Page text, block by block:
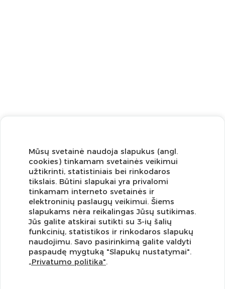
Užsisakykite naujienlaiškį ir pirmi gaukite geriausius
pasiūlymus!
Mūsų svetainė naudoja slapukus (angl.
cookies) tinkamam svetainės veikimui
užtikrinti, statistiniais bei rinkodaros
tikslais. Būtini slapukai yra privalomi
tinkamam interneto svetainės ir
elektroninių paslaugų veikimui. Šiems
slapukams nėra reikalingas Jūsų sutikimas.
Jūs galite atskirai sutikti su 3-ių šalių
funkcinių, statistikos ir rinkodaros slapukų
naudojimu. Savo pasirinkimą galite valdyti
paspaudę mygtuką "Slapukų nustatymai".
„Privatumo politika".